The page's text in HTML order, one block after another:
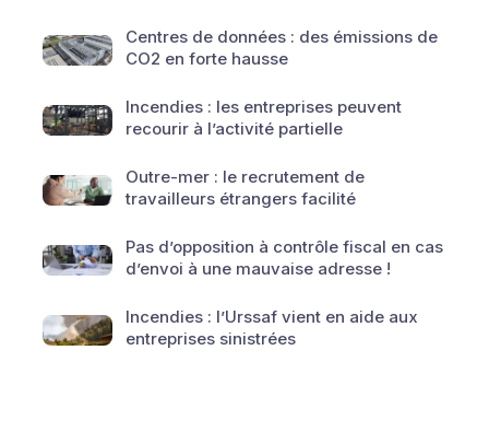
Centres de données : des émissions de
CO2 en forte hausse
Incendies : les entreprises peuvent
recourir à l’activité partielle
Outre-mer : le recrutement de
travailleurs étrangers facilité
Pas d’opposition à contrôle fiscal en cas
d’envoi à une mauvaise adresse !
Incendies : l’Urssaf vient en aide aux
entreprises sinistrées